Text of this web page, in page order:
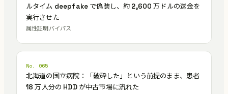
ルタイム deepfake で偽装し、約 2,600 万ドルの送金を
実行させた
属性証明バイパス
No. 065
北海道の国立病院：「破砕した」という前提のまま、患者
18 万人分の HDD が中古市場に流れた